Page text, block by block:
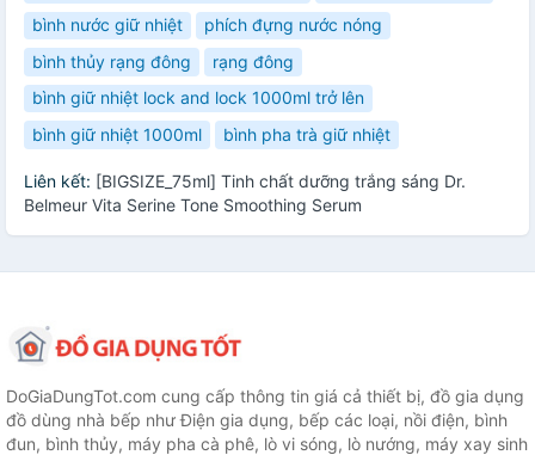
bình nước giữ nhiệt
phích đựng nước nóng
bình thủy rạng đông
rạng đông
bình giữ nhiệt lock and lock 1000ml trở lên
bình giữ nhiệt 1000ml
bình pha trà giữ nhiệt
Liên kết: [BIGSIZE_75ml] Tinh chất dưỡng trắng sáng Dr.
Belmeur Vita Serine Tone Smoothing Serum
DoGiaDungTot.com cung cấp thông tin giá cả thiết bị, đồ gia dụng
đồ dùng nhà bếp như Điện gia dụng, bếp các loại, nồi điện, bình
đun, bình thủy, máy pha cà phê, lò vi sóng, lò nướng, máy xay sinh